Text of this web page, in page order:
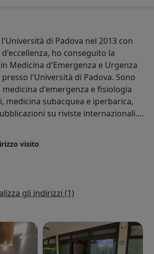
di Padova nel 2013 con
ho conseguito la
Medicina d'Emergenza e Urgenza
l'Università di Padova. Sono
d'emergenza e fisiologia
medicina subacquea e iperbarica,
su riviste internazionali.
Federazione Medico Sportiva
Come medico d'emergenza
di valutazioni in medicina delle
un percorso di diagnostica
periodica basato sulle
alle necessità del paziente.
visito
gli indirizzi (1)